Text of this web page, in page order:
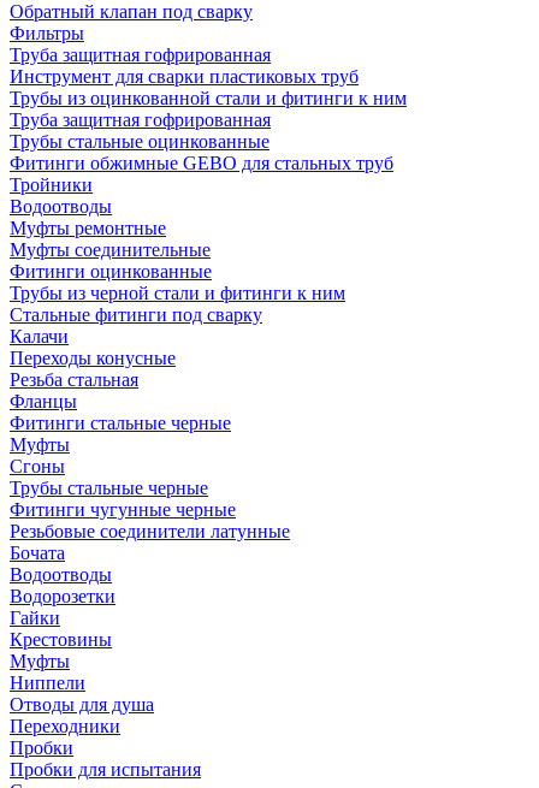
Обратный клапан под сварку
Фильтры
Труба защитная гофрированная
Инструмент для сварки пластиковых труб
Трубы из оцинкованной стали и фитинги к ним
Труба защитная гофрированная
Трубы стальные оцинкованные
Фитинги обжимные GEBO для стальных труб
Тройники
Водоотводы
Муфты ремонтные
Муфты соединительные
Фитинги оцинкованные
Трубы из черной стали и фитинги к ним
Стальные фитинги под сварку
Калачи
Переходы конусные
Резьба стальная
Фланцы
Фитинги стальные черные
Муфты
Сгоны
Трубы стальные черные
Фитинги чугунные черные
Резьбовые соединители латунные
Бочата
Водоотводы
Водорозетки
Гайки
Крестовины
Муфты
Ниппели
Отводы для душа
Переходники
Пробки
Пробки для испытания